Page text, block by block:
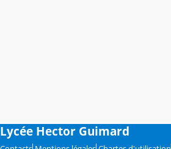
Lycée Hector Guimard